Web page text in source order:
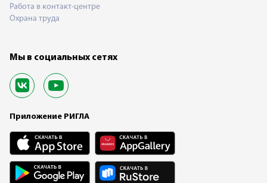
Работа в контакт-центре
Охрана труда
Мы в социальных сетях
Приложение РИГЛА